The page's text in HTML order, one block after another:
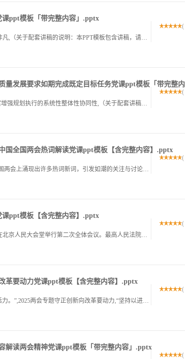
课ppt模板「带完整内容」.pptx
汇报人：XXX 时间：20XXXXXXX,聚焦 2025 年两会关键时期，意义非凡,（关于配套讲稿的说明：本PPT模板包含讲稿，请移至最后1页查阅、复制）,2025 年，这个在时代进程里举足轻重的年份.
(
量发展要求如期完成既定目标任务党课ppt模板「带完整内
落实高质量发展要求如期完成既定目标任务,更新理念、科学统筹，切实增强规划执行的系统性整体性协同性,（关于配套讲稿的说明：本PPT模板包含讲稿，请移至最后1页查阅、复制）,前言,坚持目标导向和问题导向相.
(
国全国两会热词解读党课ppt模板【含完整内容】.pptx
从两会热词读懂创新中国,2025全国两会热词解读课件,前言,连日来，全国两会上涌现出许多热词新词，引发如潮的关注与讨论。围绕创新的关键词尤其集中，如具身智能、6G、智能机器人、人工智能手机和电脑、大模.
(
课ppt模板【含完整内容】.pptx
十大关键词解读两高报告,前言,3月8日上午，十四届全国人大三次会议在北京人民大会堂举行第二次全体会议。最高人民法院院长张军向大会作最高人民法院工作报告（以下简称“最高法报告”），最高人民检察院检察长应.
(
革要动力党课ppt模板【含完整内容】.pptx
“坚持以进一步全面深化改革调动各方面积极性，激发全社会创新创造活力。”,2025两会专题守正创新向改革要动力,“坚持以进一步全面深化改革调动各方面积极性，激发全社会创新创造活力。”“改革”是今年政府工.
(
解读两会精神党课ppt模板「带完整内容」.pptx
(